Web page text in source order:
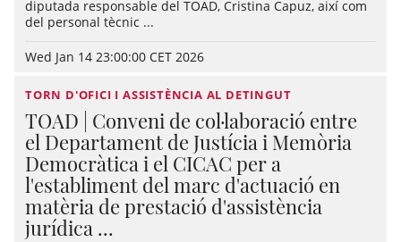
diputada responsable del TOAD, Cristina Capuz, així com
del personal tècnic ...
Wed Jan 14 23:00:00 CET 2026
TORN D'OFICI I ASSISTÈNCIA AL DETINGUT
TOAD | Conveni de col·laboració entre
el Departament de Justícia i Memòria
Democràtica i el CICAC per a
l'establiment del marc d'actuació en
matèria de prestació d'assistència
jurídica ...